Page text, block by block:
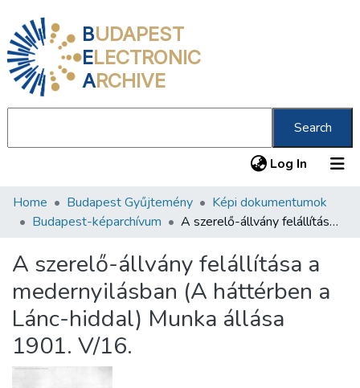
BUDAPEST
ELECTRONIC
ARCHIVE
Search
Log In (current)
Communities & Collections
Statistics
About us
Home Budapest Gyűjtemény
Képi dokumentumok
Budapest-képarchívum
A szerelő-állvány felállítása a medernyilásban (A háttérben a Lánc-hiddal) Munka állása 1901. V/16.
A szerelő-állvány felállítása a
medernyilásban (A háttérben a
Lánc-hiddal) Munka állása
1901. V/16.